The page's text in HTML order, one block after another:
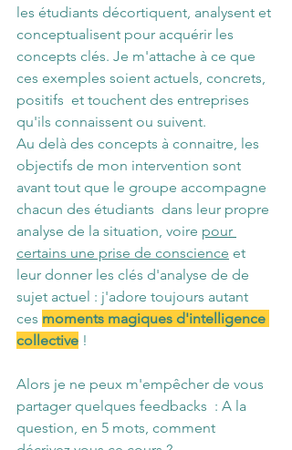
les étudiants décortiquent, analysent et
conceptualisent pour acquérir les
concepts clés. Je m'attache à ce que
ces exemples soient actuels, concrets,
positifs  et touchent des entreprises
qu'ils connaissent ou suivent.
Au delà des concepts à connaitre, les
objectifs de mon intervention sont
avant tout que le groupe accompagne
chacun des étudiants  dans leur propre
analyse de la situation, voire pour
certains une prise de conscience et
leur donner les clés d'analyse de de
sujet actuel : j'adore toujours autant
ces moments magiques d'intelligence
collective !
Alors je ne peux m'empêcher de vous
partager quelques feedbacks  : A la
question, en 5 mots, comment